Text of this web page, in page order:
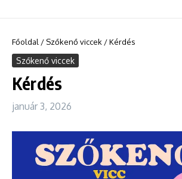
Főoldal / Szőkenő viccek /Kérdés
Szőkenő viccek
Kérdés
január 3, 2026